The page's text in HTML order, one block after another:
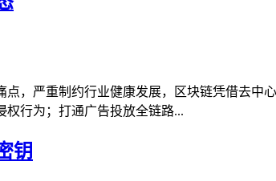
，严重制约行业健康发展，区块链凭借去中
行为；打通广告投放全链路...
钥